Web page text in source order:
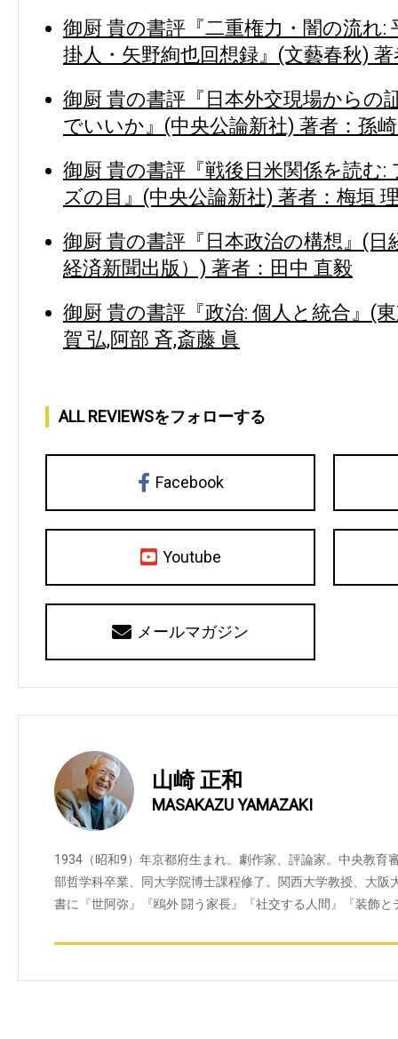
御厨 貴の書評『二重権力・闇の流れ:
掛人・矢野絢也回想録』(文藝春秋)
御厨 貴の書評『日本外交現場からの
でいいか』(中央公論新社) 著者：孫
御厨 貴の書評『戦後日米関係を読む
ズの目』(中央公論新社) 著者：梅垣
御厨 貴の書評『日本政治の構想』(
経済新聞出版）) 著者：田中 直毅
御厨 貴の書評『政治: 個人と統合』(
賀 弘,阿部 斉,斎藤 眞
ALL REVIEWSをフォローする
Facebook
Youtube
メールマガジン
山崎 正和
MASAKAZU YAMAZAKI
1934（昭和9）年京都府生まれ。劇作家、評論家。中央教育
部哲学科卒業、同大学院博士課程修了。関西大学教授、大阪
書に『世阿弥』『鴎外 闘う家長』『社交する人間』『装飾と